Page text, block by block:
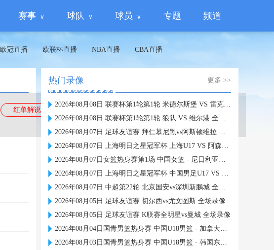
赛事 球队 球员 专题 频道
欧冠直播 欧联杯直播 NBA直播 CBA直播
红单解说 蜘蛛直播
热门录像 更多 >>
2026年08月08日 联赛杯第1轮第1轮 米德尔斯堡 VS 雷克瑟姆 全场录像
2026年08月08日 联赛杯第1轮第1轮 狼队 VS 维尔港 全场录像
2026年08月07日 足球友谊赛 拜仁慕尼黑vs阿斯顿维拉 全场录像
2026年08月07日 上海明日之星冠军杯 上海U17 VS 阿森纳U17 全场录像
2026年08月07日女篮热身赛第1场 中国女篮 - 尼日利亚女篮 全场录像
2026年08月07日 上海明日之星冠军杯 中国男足U17 VS 河床U17 全场录像
2026年08月07日 中超第22轮 北京国安vs深圳新鹏城 全场录像
2026年08月05日 足球友谊赛 切尔西vs尤文图斯 全场录像
2026年08月05日 足球友谊赛 K联赛全明星vs曼城 全场录像
2026年08月04日国青男篮热身赛 中国U18男篮 - 加拿大大卫·安篮球学院 全场录像
2026年08月03日国青男篮热身赛 中国U18男篮 - 韩国东国大学 全场录像